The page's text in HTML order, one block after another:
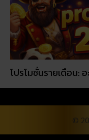
โปรโมชั่นรายเดือน:
©